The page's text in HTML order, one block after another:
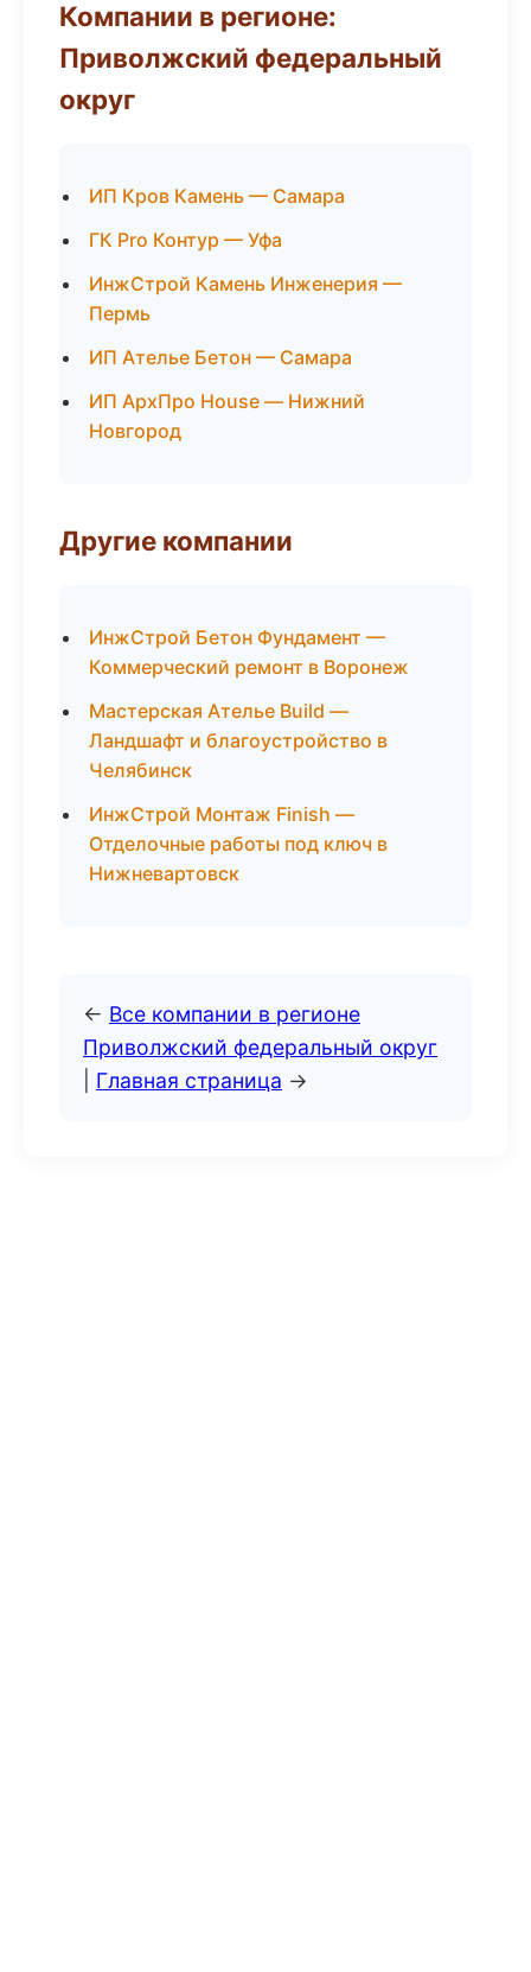
Компании в регионе:
Приволжский федеральный
округ
ИП Кров Камень — Самара
ГК Pro Контур — Уфа
ИнжСтрой Камень Инженерия —
Пермь
ИП Ателье Бетон — Самара
ИП АрхПро House — Нижний
Новгород
Другие компании
ИнжСтрой Бетон Фундамент —
Коммерческий ремонт в Воронеж
Мастерская Ателье Build —
Ландшафт и благоустройство в
Челябинск
ИнжСтрой Монтаж Finish —
Отделочные работы под ключ в
Нижневартовск
← Все компании в регионе
Приволжский федеральный округ
Главная страница →